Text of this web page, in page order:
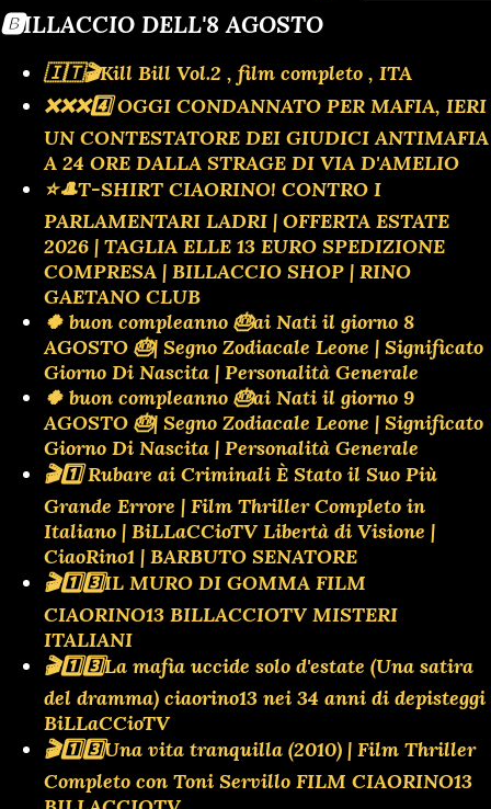
TELEPELICULAS Un saludo tanto cálido como fraternal,
impregnada de Parlamentarios Ladrones que ya no
soportamos. RELÁJATE CON UNA PELÍ...
🅱️ILLACCIO DELL'8 AGOSTO
🇮🇹🎬Kill Bill Vol.2 , film completo , ITA
❌️❌️❌️4️⃣ OGGI CONDANNATO PER MAFIA, IERI
UN CONTESTATORE DEI GIUDICI ANTIMAFIA
A 24 ORE DALLA STRAGE DI VIA D'AMELIO
⭐🎩T-SHIRT CIAORINO! CONTRO I
PARLAMENTARI LADRI | OFFERTA ESTATE
2026 | TAGLIA ELLE 13 EURO SPEDIZIONE
COMPRESA | BILLACCIO SHOP | RINO
GAETANO CLUB
🍀 buon compleanno 🎂ai Nati il giorno 8
AGOSTO 🎂| Segno Zodiacale Leone | Significato
Giorno Di Nascita | Personalità Generale
🍀 buon compleanno 🎂ai Nati il giorno 9
AGOSTO 🎂| Segno Zodiacale Leone | Significato
Giorno Di Nascita | Personalità Generale
🎬1️⃣ Rubare ai Criminali È Stato il Suo Più
Grande Errore | Film Thriller Completo in
Italiano | BiLLaCCioTV Libertà di Visione |
CiaoRino1 | BARBUTO SENATORE
🎬1️⃣3️⃣IL MURO DI GOMMA FILM
CIAORINO13 BILLACCIOTV MISTERI
ITALIANI
🎬1️⃣3️⃣La mafia uccide solo d'estate (Una satira
del dramma) ciaorino13 nei 34 anni di depisteggi
BiLLaCCioTV
🎬1️⃣3️⃣Una vita tranquilla (2010) | Film Thriller
Completo con Toni Servillo FILM CIAORINO13